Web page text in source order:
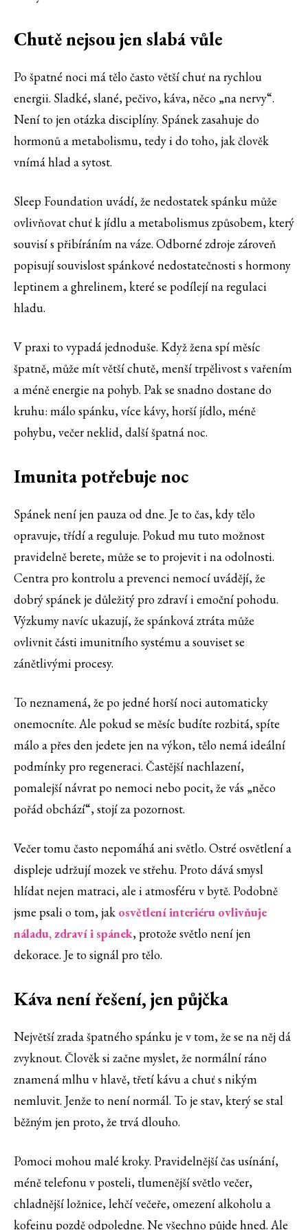
Chutě nejsou jen slabá vůle
Po špatné noci má tělo často větší chuť na rychlou
energii. Sladké, slané, pečivo, káva, něco „na nervy“.
Není to jen otázka disciplíny. Spánek zasahuje do
hormonů a metabolismu, tedy i do toho, jak člověk
vnímá hlad a sytost.
Sleep Foundation uvádí, že nedostatek spánku může
ovlivňovat chuť k jídlu a metabolismus způsobem, který
souvisí s přibíráním na váze. Odborné zdroje zároveň
popisují souvislost spánkové nedostatečnosti s hormony
leptinem a ghrelinem, které se podílejí na regulaci
hladu.
V praxi to vypadá jednoduše. Když žena spí měsíc
špatně, může mít větší chutě, menší trpělivost s vařením
a méně energie na pohyb. Pak se snadno dostane do
kruhu: málo spánku, více kávy, horší jídlo, méně
pohybu, večer neklid, další špatná noc.
Imunita potřebuje noc
Spánek není jen pauza od dne. Je to čas, kdy tělo
opravuje, třídí a reguluje. Pokud mu tuto možnost
pravidelně berete, může se to projevit i na odolnosti.
Centra pro kontrolu a prevenci nemocí uvádějí, že
dobrý spánek je důležitý pro zdraví i emoční pohodu.
Výzkumy navíc ukazují, že spánková ztráta může
ovlivnit části imunitního systému a souviset se
zánětlivými procesy.
To neznamená, že po jedné horší noci automaticky
onemocníte. Ale pokud se měsíc budíte rozbitá, spíte
málo a přes den jedete jen na výkon, tělo nemá ideální
podmínky pro regeneraci. Častější nachlazení,
pomalejší návrat po nemoci nebo pocit, že vás „něco
pořád obchází“, stojí za pozornost.
Večer tomu často nepomáhá ani světlo. Ostré osvětlení a
displeje udržují mozek ve střehu. Proto dává smysl
hlídat nejen matraci, ale i atmosféru v bytě. Podobně
jsme psali o tom, jak osvětlení interiéru ovlivňuje
náladu, zdraví i spánek, protože světlo není jen
dekorace. Je to signál pro tělo.
Káva není řešení, jen půjčka
Největší zrada špatného spánku je v tom, že se na něj dá
zvyknout. Člověk si začne myslet, že normální ráno
znamená mlhu v hlavě, třetí kávu a chuť s nikým
nemluvit. Jenže to není normál. To je stav, který se stal
běžným jen proto, že trvá dlouho.
Pomoci mohou malé kroky. Pravidelnější čas usínání,
méně telefonu v posteli, tlumenější světlo večer,
chladnější ložnice, lehčí večeře, omezení alkoholu a
kofeinu pozdě odpoledne. Ne všechno půjde hned. Ale